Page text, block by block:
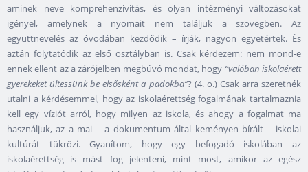
aminek neve komprehenzivitás, és olyan intézményi változásokat
igényel, amelynek a nyomait nem találjuk a szövegben. Az
együttnevelés az óvodában kezdődik – írják, nagyon egyetértek. És
aztán folytatódik az első osztályban is. Csak kérdezem: nem mond-e
ennek ellent az a zárójelben megbúvó mondat, hogy “valóban iskolaérett
gyerekeket ültessünk be elsősként a padokba”? (4. o.) Csak arra szeretnék
utalni a kérdésemmel, hogy az iskolaérettség fogalmának tartalmaznia
kell egy víziót arról, hogy milyen az iskola, és ahogy a fogalmat ma
használjuk, az a mai – a dokumentum által keményen bírált – iskolai
kultúrát tükrözi. Gyanítom, hogy egy befogadó iskolában az
iskolaérettség is mást fog jelenteni, mint most, amikor az egész